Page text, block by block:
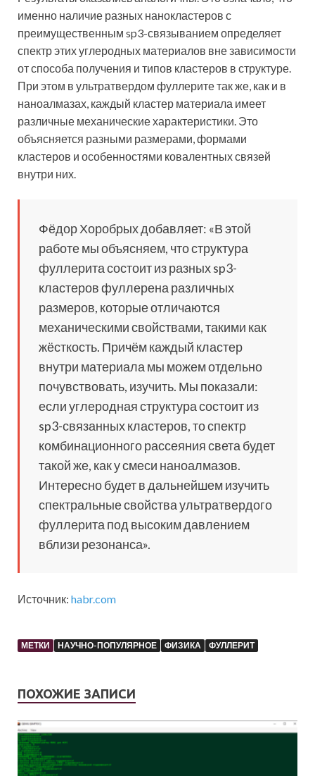
именно наличие разных нанокластеров с
преимущественным sp3-связыванием определяет
спектр этих углеродных материалов вне зависимости
от способа получения и типов кластеров в структуре.
При этом в ультратвердом фуллерите так же, как и в
наноалмазах, каждый кластер материала имеет
различные механические характеристики. Это
объясняется разными размерами, формами
кластеров и особенностями ковалентных связей
внутри них.
Фёдор Хоробрых добавляет: «В этой
работе мы объясняем, что структура
фуллерита состоит из разных sp3-
кластеров фуллерена различных
размеров, которые отличаются
механическими свойствами, такими как
жёсткость. Причём каждый кластер
внутри материала мы можем отдельно
почувствовать, изучить. Мы показали:
если углеродная структура состоит из
sp3-связанных кластеров, то спектр
комбинационного рассеяния света будет
такой же, как у смеси наноалмазов.
Интересно будет в дальнейшем изучить
спектральные свойства ультратвердого
фуллерита под высоким давлением
вблизи резонанса».
Источник: habr.com
МЕТКИ НАУЧНО-ПОПУЛЯРНОЕ ФИЗИКА ФУЛЛЕРИТ
ПОХОЖИЕ ЗАПИСИ